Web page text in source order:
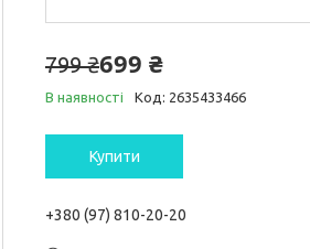
799 ₴699 ₴
В наявності Код: 2635433466
Купити
+380 (97) 810-20-20